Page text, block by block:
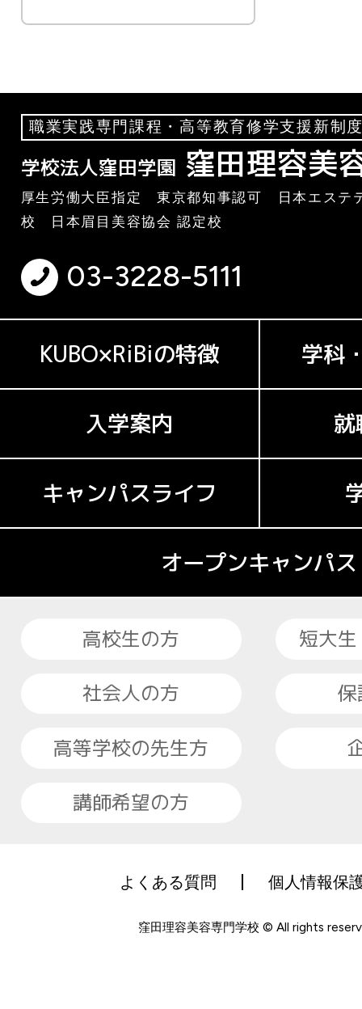
職業実践専門課程・高等教育修学支援新制
学校法人窪田学園 窪田理容美
厚生労働大臣指定 東京都知事認可 日本エステ
校 日本眉目美容協会 認定校
03-3228-5111
KUBO×RiBiの特徴 学科
入学案内
キャンパスライフ
オープンキャンパス
高校生の方
短大
社会人の方
高等学校の先生方
講師希望の方
よくある質問 個人情報保
窪田理容美容専門学校 © All rights